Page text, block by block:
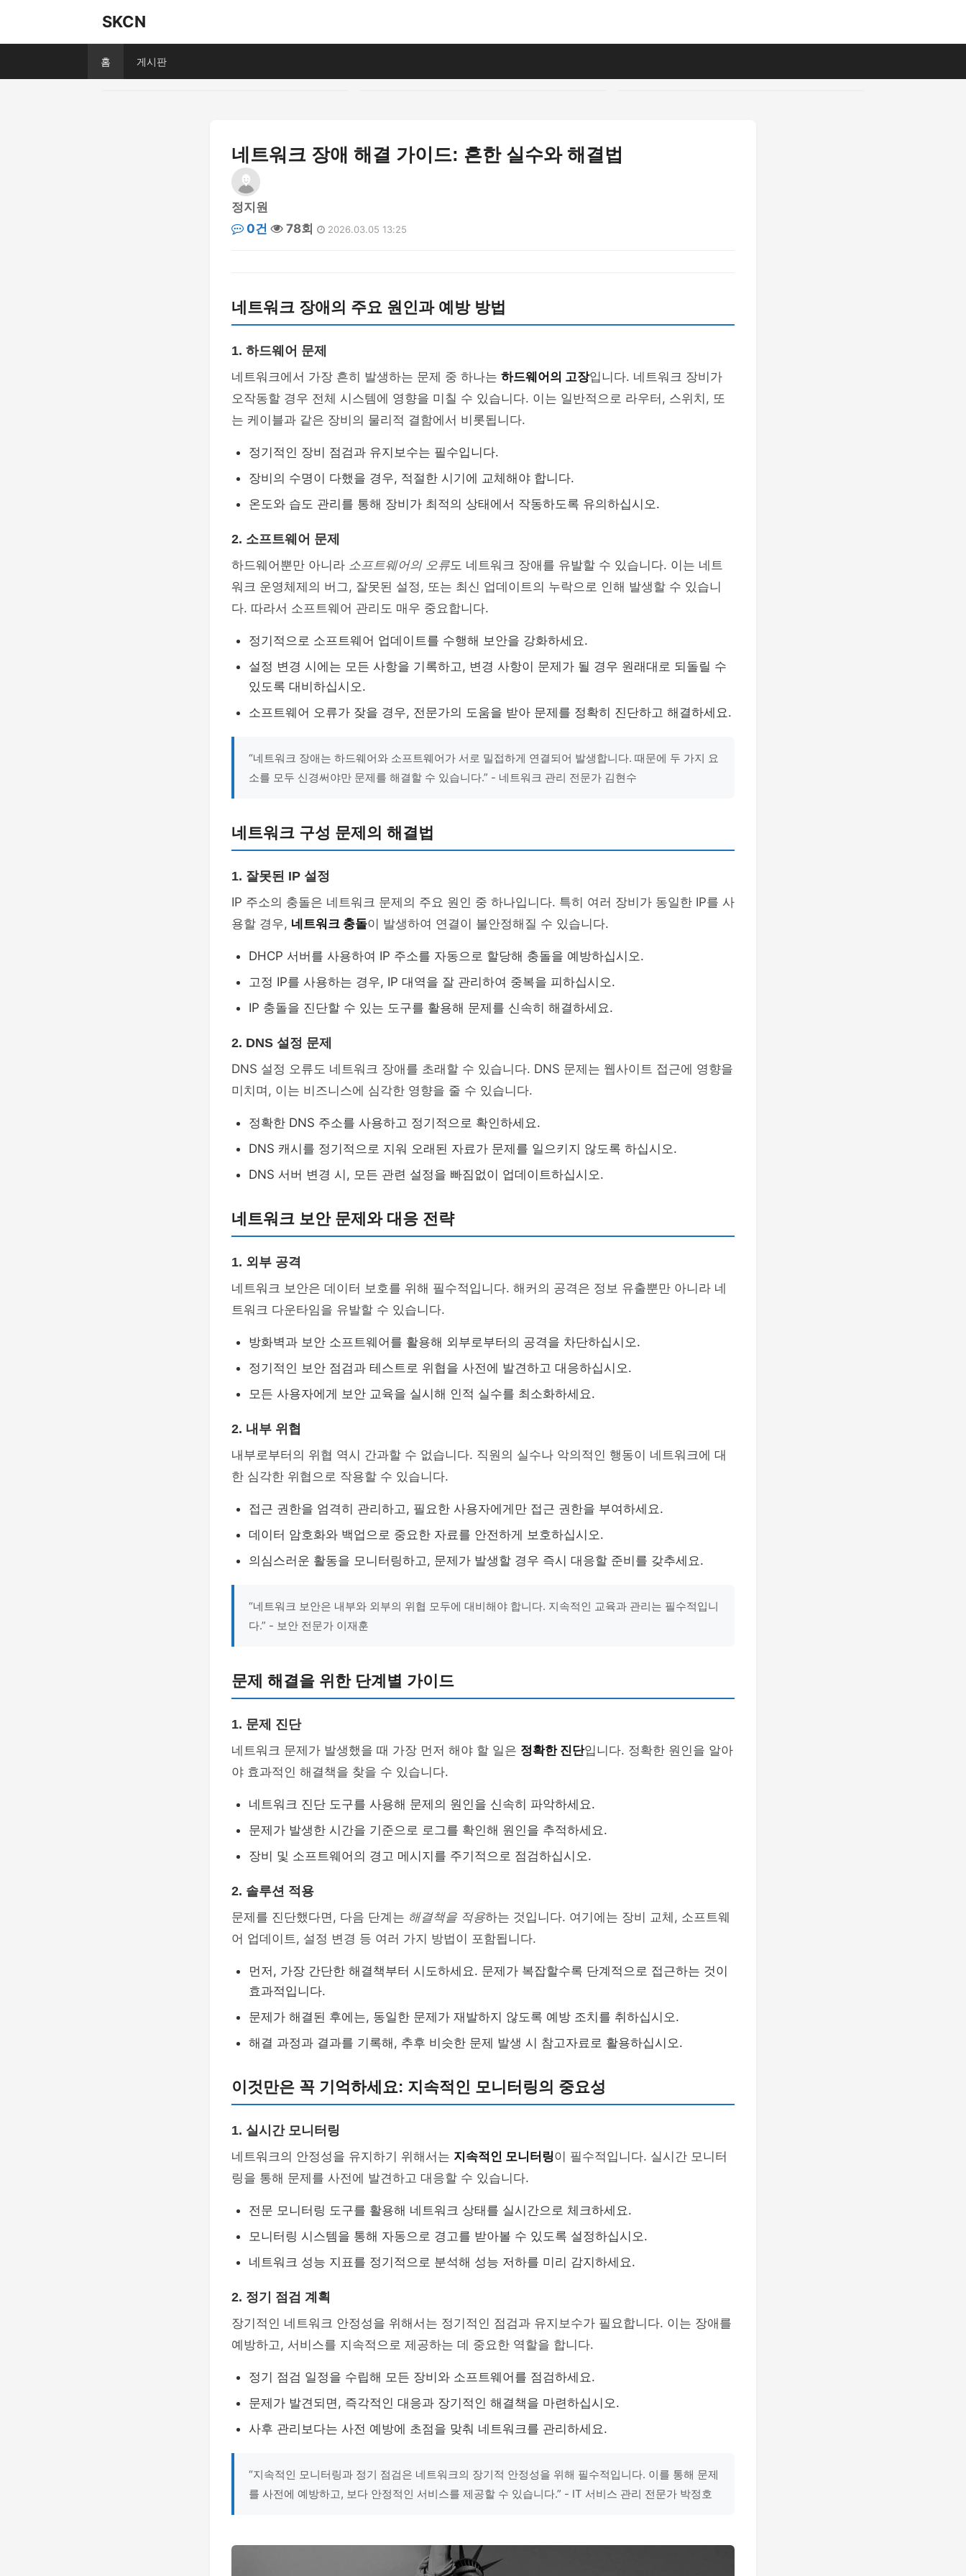
SKCN
홈 게시판
네트워크 장애 해결 가이드: 흔한 실수와 해결법
정지원
0건
78회 2026.03.05 13:25
네트워크 장애의 주요 원인과 예방 방법
1. 하드웨어 문제
네트워크에서 가장 흔히 발생하는 문제 중 하나는 하드웨어의 고장입니다. 네트워크 장비가
오작동할 경우 전체 시스템에 영향을 미칠 수 있습니다. 이는 일반적으로 라우터, 스위치, 또
는 케이블과 같은 장비의 물리적 결함에서 비롯됩니다.
정기적인 장비 점검과 유지보수는 필수입니다.
장비의 수명이 다했을 경우, 적절한 시기에 교체해야 합니다.
온도와 습도 관리를 통해 장비가 최적의 상태에서 작동하도록 유의하십시오.
2. 소프트웨어 문제
하드웨어뿐만 아니라 소프트웨어의 오류도 네트워크 장애를 유발할 수 있습니다. 이는 네트
워크 운영체제의 버그, 잘못된 설정, 또는 최신 업데이트의 누락으로 인해 발생할 수 있습니
다. 따라서 소프트웨어 관리도 매우 중요합니다.
정기적으로 소프트웨어 업데이트를 수행해 보안을 강화하세요.
설정 변경 시에는 모든 사항을 기록하고, 변경 사항이 문제가 될 경우 원래대로 되돌릴 수
있도록 대비하십시오.
소프트웨어 오류가 잦을 경우, 전문가의 도움을 받아 문제를 정확히 진단하고 해결하세요.
“네트워크 장애는 하드웨어와 소프트웨어가 서로 밀접하게 연결되어 발생합니다. 때문에 두 가지 요
소를 모두 신경써야만 문제를 해결할 수 있습니다.” - 네트워크 관리 전문가 김현수
네트워크 구성 문제의 해결법
1. 잘못된 IP 설정
IP 주소의 충돌은 네트워크 문제의 주요 원인 중 하나입니다. 특히 여러 장비가 동일한 IP를 사
용할 경우, 네트워크 충돌이 발생하여 연결이 불안정해질 수 있습니다.
DHCP 서버를 사용하여 IP 주소를 자동으로 할당해 충돌을 예방하십시오.
고정 IP를 사용하는 경우, IP 대역을 잘 관리하여 중복을 피하십시오.
IP 충돌을 진단할 수 있는 도구를 활용해 문제를 신속히 해결하세요.
2. DNS 설정 문제
DNS 설정 오류도 네트워크 장애를 초래할 수 있습니다. DNS 문제는 웹사이트 접근에 영향을
미치며, 이는 비즈니스에 심각한 영향을 줄 수 있습니다.
정확한 DNS 주소를 사용하고 정기적으로 확인하세요.
DNS 캐시를 정기적으로 지워 오래된 자료가 문제를 일으키지 않도록 하십시오.
DNS 서버 변경 시, 모든 관련 설정을 빠짐없이 업데이트하십시오.
네트워크 보안 문제와 대응 전략
1. 외부 공격
네트워크 보안은 데이터 보호를 위해 필수적입니다. 해커의 공격은 정보 유출뿐만 아니라 네
트워크 다운타임을 유발할 수 있습니다.
방화벽과 보안 소프트웨어를 활용해 외부로부터의 공격을 차단하십시오.
정기적인 보안 점검과 테스트로 위협을 사전에 발견하고 대응하십시오.
모든 사용자에게 보안 교육을 실시해 인적 실수를 최소화하세요.
2. 내부 위협
내부로부터의 위협 역시 간과할 수 없습니다. 직원의 실수나 악의적인 행동이 네트워크에 대
한 심각한 위협으로 작용할 수 있습니다.
접근 권한을 엄격히 관리하고, 필요한 사용자에게만 접근 권한을 부여하세요.
데이터 암호화와 백업으로 중요한 자료를 안전하게 보호하십시오.
의심스러운 활동을 모니터링하고, 문제가 발생할 경우 즉시 대응할 준비를 갖추세요.
“네트워크 보안은 내부와 외부의 위협 모두에 대비해야 합니다. 지속적인 교육과 관리는 필수적입니
다.” - 보안 전문가 이재훈
문제 해결을 위한 단계별 가이드
1. 문제 진단
네트워크 문제가 발생했을 때 가장 먼저 해야 할 일은 정확한 진단입니다. 정확한 원인을 알아
야 효과적인 해결책을 찾을 수 있습니다.
네트워크 진단 도구를 사용해 문제의 원인을 신속히 파악하세요.
문제가 발생한 시간을 기준으로 로그를 확인해 원인을 추적하세요.
장비 및 소프트웨어의 경고 메시지를 주기적으로 점검하십시오.
2. 솔루션 적용
문제를 진단했다면, 다음 단계는 해결책을 적용하는 것입니다. 여기에는 장비 교체, 소프트웨
어 업데이트, 설정 변경 등 여러 가지 방법이 포함됩니다.
먼저, 가장 간단한 해결책부터 시도하세요. 문제가 복잡할수록 단계적으로 접근하는 것이
효과적입니다.
문제가 해결된 후에는, 동일한 문제가 재발하지 않도록 예방 조치를 취하십시오.
해결 과정과 결과를 기록해, 추후 비슷한 문제 발생 시 참고자료로 활용하십시오.
이것만은 꼭 기억하세요: 지속적인 모니터링의 중요성
1. 실시간 모니터링
네트워크의 안정성을 유지하기 위해서는 지속적인 모니터링이 필수적입니다. 실시간 모니터
링을 통해 문제를 사전에 발견하고 대응할 수 있습니다.
전문 모니터링 도구를 활용해 네트워크 상태를 실시간으로 체크하세요.
모니터링 시스템을 통해 자동으로 경고를 받아볼 수 있도록 설정하십시오.
네트워크 성능 지표를 정기적으로 분석해 성능 저하를 미리 감지하세요.
2. 정기 점검 계획
장기적인 네트워크 안정성을 위해서는 정기적인 점검과 유지보수가 필요합니다. 이는 장애를
예방하고, 서비스를 지속적으로 제공하는 데 중요한 역할을 합니다.
정기 점검 일정을 수립해 모든 장비와 소프트웨어를 점검하세요.
문제가 발견되면, 즉각적인 대응과 장기적인 해결책을 마련하십시오.
사후 관리보다는 사전 예방에 초점을 맞춰 네트워크를 관리하세요.
“지속적인 모니터링과 정기 점검은 네트워크의 장기적 안정성을 위해 필수적입니다. 이를 통해 문제
를 사전에 예방하고, 보다 안정적인 서비스를 제공할 수 있습니다.” - IT 서비스 관리 전문가 박정호